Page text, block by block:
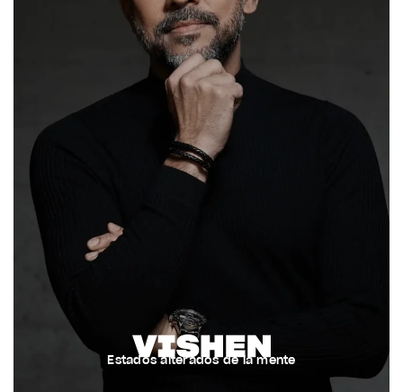
Estados alterados de la mente